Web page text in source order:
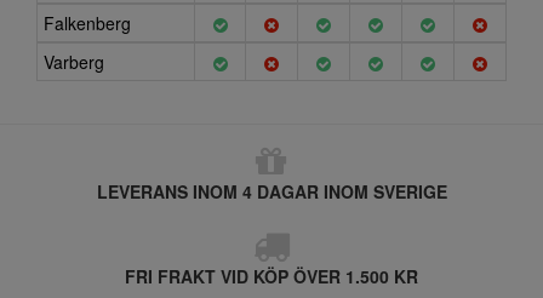
Falkenberg
Varberg
LEVERANS INOM 4 DAGAR INOM SVERIGE
FRI FRAKT VID KÖP ÖVER 1.500 KR